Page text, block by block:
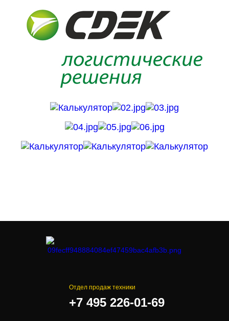
Отдел продаж техники
+7 495 226-01-69